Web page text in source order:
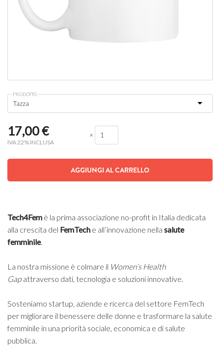
PRODOTTO
17,00€
IVA 22% INCLUSA
×
AGGIUNGI AL CARRELLO
Tech4Fem è la prima associazione no-profit in Italia dedicata
alla crescita del FemTech e all’innovazione nella salute
femminile.
La nostra missione è colmare il Women’s Health
Gapattraverso dati, tecnologia e soluzioni innovative.
Sosteniamo startup, aziende e ricerca del settore FemTech
per migliorare il benessere delle donne e trasformare la salute
femminile in una priorità sociale, economica e di salute
pubblica.